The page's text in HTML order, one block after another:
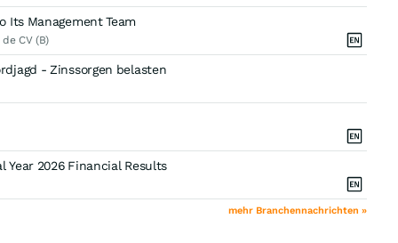
Its Management Team
CV (B)
- Zinssorgen belasten
Year 2026 Financial Results
mehr Branchennachrichten »